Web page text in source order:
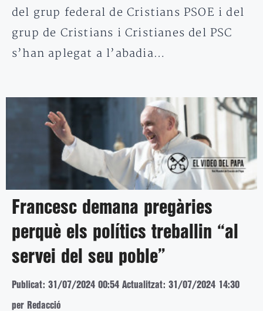
del grup federal de Cristians PSOE i del
grup de Cristians i Cristianes del PSC
s’han aplegat a l’abadia…
Francesc demana pregàries
perquè els polítics treballin “al
servei del seu poble”
Publicat: 31/07/2024 00:54 Actualitzat: 31/07/2024 14:30
per Redacció